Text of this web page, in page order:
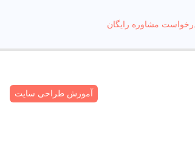
مشاوره رایگان
آموزش طراحی سایت